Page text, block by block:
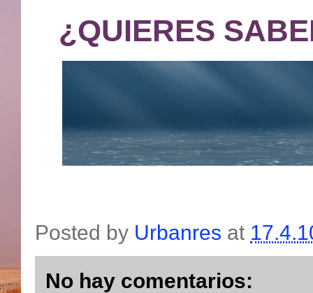
¿QUIERES
Posted by Urbanres at
No hay comentarios: